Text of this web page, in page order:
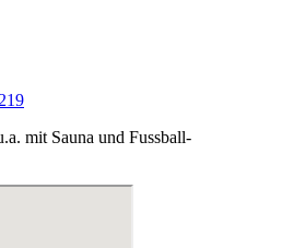
mit Sauna und Fussball-